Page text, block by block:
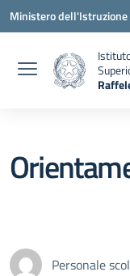
Vai ai contenuti
Vai al menu di
Vai al footer
Ministero
Personale